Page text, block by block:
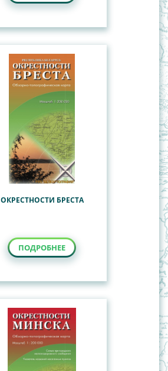
ОКРЕСТНОСТИ БРЕСТА
ПОДРОБНЕЕ